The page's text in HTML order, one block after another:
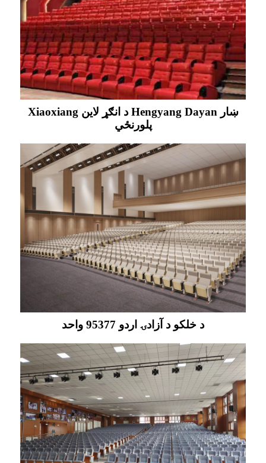
Xiaoxiang د انګړ لاین Hengyang Dayan ښار
پلورنځي
د خلکو د آزادۍ اردو 95377 واحد